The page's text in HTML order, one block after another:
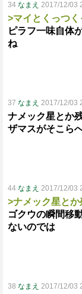
34 なまえ 2017/12/03
>マイとくっつ
ピラフ一味自体
ね
37 なまえ 2017/12/03
ナメック星とか
ザマスがそこら
44 なまえ 2017/12/03
>ナメック星と
ゴクウの瞬間移
ないのでは
38 なまえ 2017/12/03